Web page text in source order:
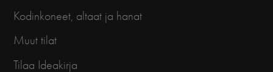
Kodinkoneet, altaat ja hanat
Muut tilat
Tilaa Ideakirja